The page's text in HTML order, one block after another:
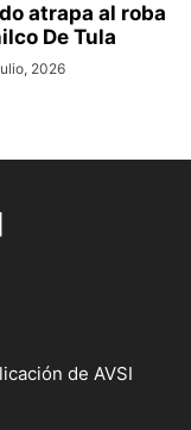
atrapa al roba
De Tula
2026
de AVSI